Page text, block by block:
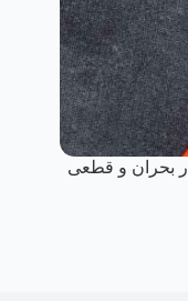
بحران و قطعی